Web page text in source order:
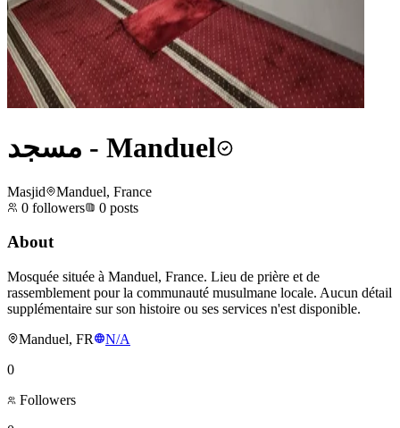
مسجد - Manduel
Masjid
Manduel, France
0 followers 0 posts
About
Mosquée située à Manduel, France. Lieu de prière et de
rassemblement pour la communauté musulmane locale. Aucun détail
supplémentaire sur son histoire ou ses services n'est disponible.
Manduel, FR
N/A
0
Followers